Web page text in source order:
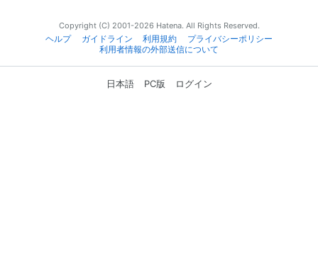
Copyright (C) 2001-2026 Hatena. All Rights Reserved.
ヘルプ
ガイドライン 利用規約
プライバシーポリシー
利用者情報の外部送信について
日本語 PC版 ログイン